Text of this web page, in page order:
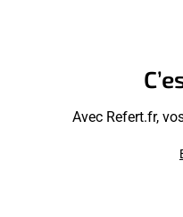
Avec Refert.fr,